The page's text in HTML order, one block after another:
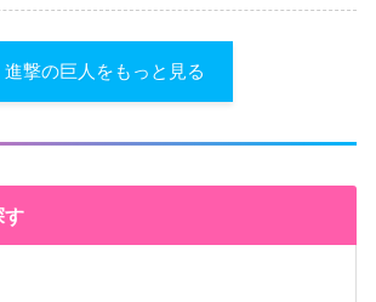
進撃の巨人をもっと見る
す